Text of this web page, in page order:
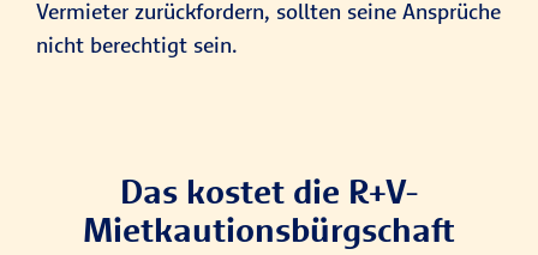
Vermieter zurückfordern, sollten seine Ansprüche
nicht berechtigt sein.
Das kostet die R+V-
Mietkautionsbürgschaft